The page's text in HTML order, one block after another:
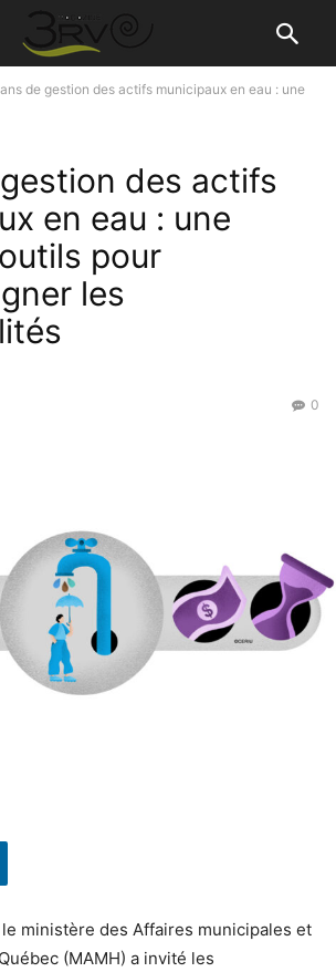
de gestion des actifs municipaux en eau : une
des actifs
en eau : une
pour
les
0
le ministère des Affaires municipales et
(MAMH) a invité les